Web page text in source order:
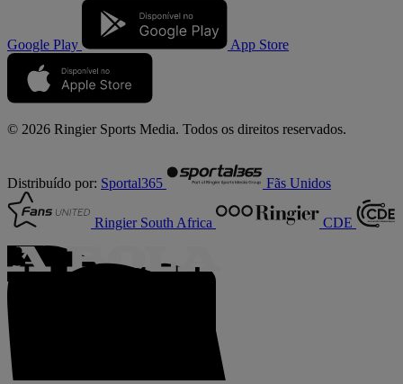
Google Play App Store
© 2026 Ringier Sports Media. Todos os direitos reservados.
Distribuído por: Sportal365 Fãs Unidos
Ringier South Africa CDE